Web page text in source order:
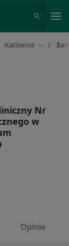
miasto
Katowice Zmień
Nr
w
Opinie